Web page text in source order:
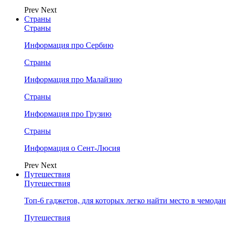
Prev Next
Страны
Страны
Информация про Сербию
Страны
Информация про Малайзию
Страны
Информация про Грузию
Страны
Информация о Сент-Люсия
Prev Next
Путешествия
Путешествия
Топ-6 гаджетов, для которых легко найти место в
Путешествия